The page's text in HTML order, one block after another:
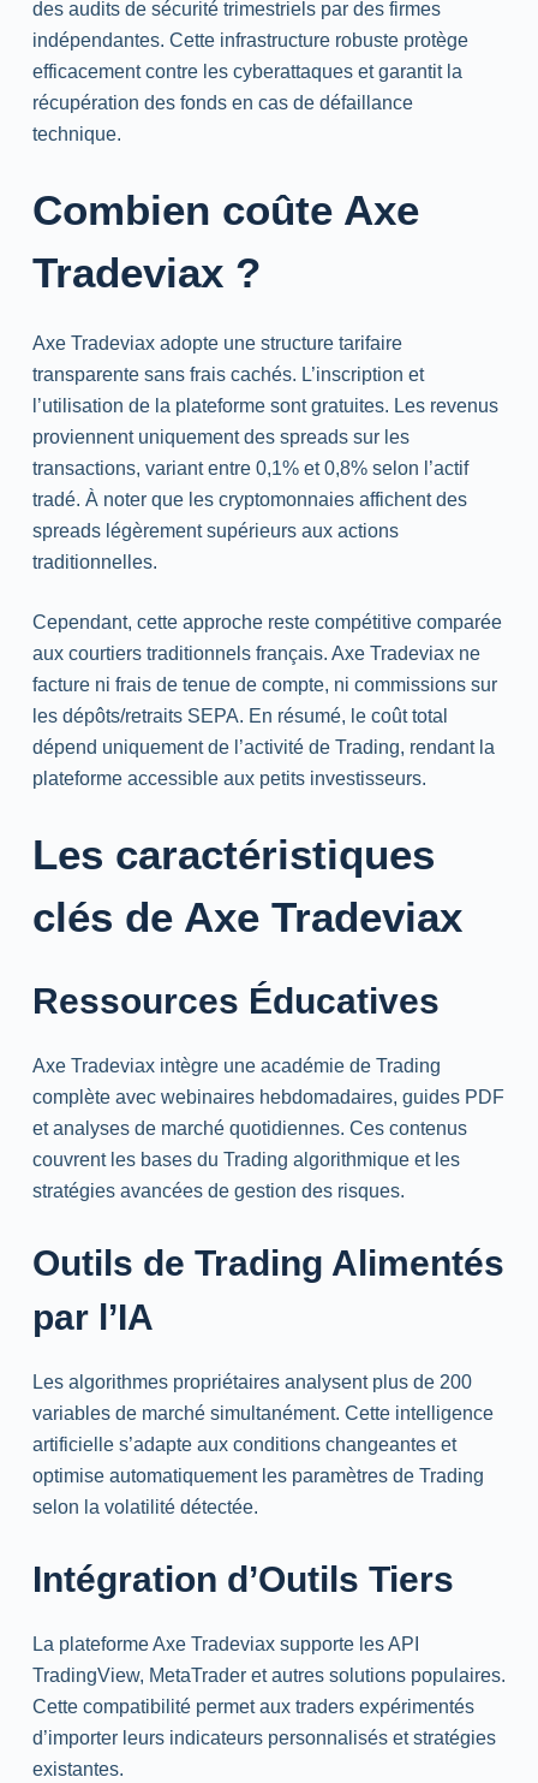
des audits de sécurité trimestriels par des firmes
indépendantes. Cette infrastructure robuste protège
efficacement contre les cyberattaques et garantit la
récupération des fonds en cas de défaillance
technique.
Combien coûte Axe
Tradeviax ?
Axe Tradeviax adopte une structure tarifaire
transparente sans frais cachés. L’inscription et
l’utilisation de la plateforme sont gratuites. Les revenus
proviennent uniquement des spreadssur les
transactions, variant entre 0,1% et 0,8% selon l’actif
tradé. À noter que les cryptomonnaies affichent des
spreadslégèrement supérieurs aux actions
traditionnelles.
Cependant, cette approche reste compétitive comparée
aux courtiers traditionnels français. Axe Tradeviax ne
facture ni frais de tenue de compte, ni commissions sur
les dépôts/retraits SEPA. En résumé, le coût total
dépend uniquement de l’activité de Trading, rendant la
plateforme accessible aux petits investisseurs.
Les caractéristiques
clés de Axe Tradeviax
Ressources Éducatives
Axe Tradeviax intègre une académie de Trading
complète avec webinaires hebdomadaires, guides PDF
et analyses de marché quotidiennes. Ces contenus
couvrent les bases du Trading algorithmique et les
stratégies avancées de gestion des risques.
Outils de Trading Alimentés
par l’IA
Les algorithmes propriétaires analysent plus de 200
variables de marché simultanément. Cette intelligence
artificielle s’adapte aux conditions changeantes et
optimise automatiquement les paramètres de Trading
selon la volatilité détectée.
Intégration d’Outils Tiers
La plateforme Axe Tradeviax supporte lesAPI
TradingView, MetaTraderet autres solutions populaires.
Cette compatibilité permet aux tradersexpérimentés
d’importer leurs indicateurs personnalisés et stratégies
existantes.